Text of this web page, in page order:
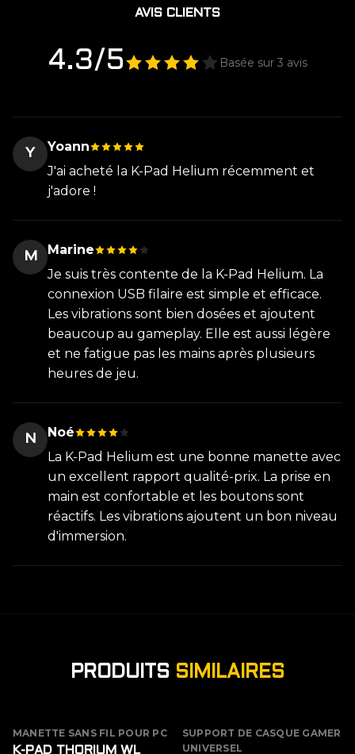
AVIS CLIENTS
4.3/5 Basée sur 3 avis
Y
Yoann
J'ai acheté la K-Pad Helium récemment et
j'adore !
M
Marine
Je suis très contente de la K-Pad Helium. La
connexion USB filaire est simple et efficace.
Les vibrations sont bien dosées et ajoutent
beaucoup au gameplay. Elle est aussi légère
et ne fatigue pas les mains après plusieurs
heures de jeu.
N
Noé
La K-Pad Helium est une bonne manette avec
un excellent rapport qualité-prix. La prise en
main est confortable et les boutons sont
réactifs. Les vibrations ajoutent un bon niveau
d'immersion.
PRODUITS SIMILAIRES
ÉPUISÉ
MANETTE SANS FIL POUR PC
K-PAD THORIUM WL
SUPPORT DE CASQUE GAMER
UNIVERSEL